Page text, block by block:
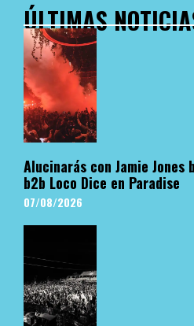
ÚLTIMAS
Alucinarás con Jamie Jones
b2b Loco Dice en Paradise
07/08/2026